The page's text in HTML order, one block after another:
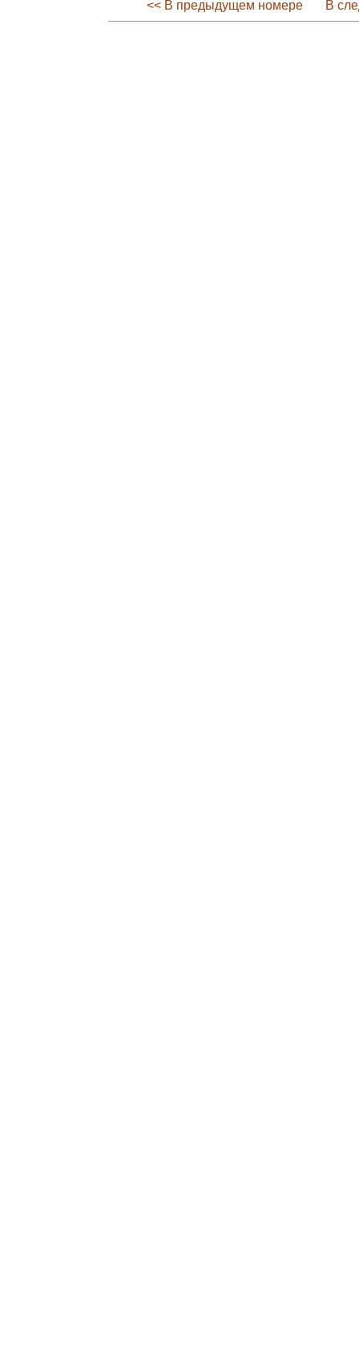
<< В предыдущем номере В